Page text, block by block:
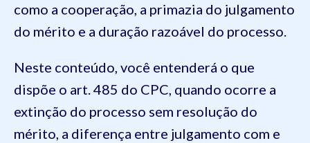
como a cooperação, a primazia do julgamento
do mérito e a duração razoável do processo.
Neste conteúdo, você entenderá o que
dispõe o art. 485 do CPC, quando ocorre a
extinção do processo sem resolução do
mérito, a diferença entre julgamento com e